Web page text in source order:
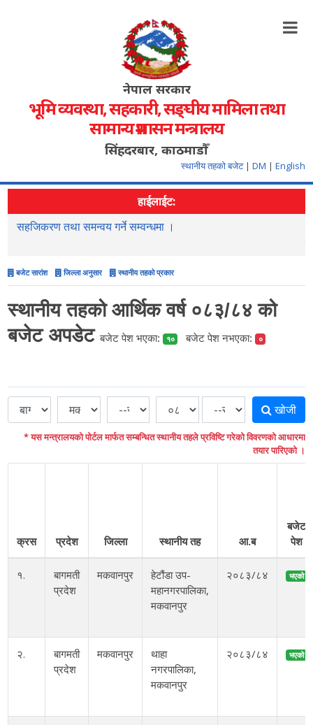
नेपाल सरकार
भूमि व्यवस्था, सहकारी, सङ्‍घीय मामिला तथा
सामान्य प्रशासन मन्त्रालय
सिंहदरबार, काठमाडौँ
स्थानीय तहको बजेट | DM | English
हाईलाईट:
सहजिकरण तथा समन्वय गर्ने सम्वन्धमा ।
बजेट सारांश जिल्ला अनुसार स्थानीय तहको प्रकार
स्थानीय तहको आर्थिक वर्ष ०८३/८४ को
बजेट अपडेटबजेट पेश भएका: १० बजेट पेश नभएका: ०
खोजी
* यस मन्त्रालयको पोर्टल मार्फत सम्बन्धित स्थानीय तहले प्रविष्टि गरेको विवरणको आधारमा
तयार पारिएको ।
क्रस प्रदेश जिल्ला स्थानीय तह आ.ब
बजेट
पेश
१.
बागमती
प्रदेश
मकवानपुर
हेटौंडा उप-
महानगरपालिका,
मकवानपुर
२०८३/८४ भएको
२.
बागमती
प्रदेश
मकवानपुर
थाहा
नगरपालिका,
मकवानपुर
२०८३/८४ भएको